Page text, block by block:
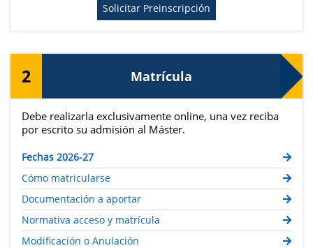
Solicitar Preinscripción
2 Matrícula
Debe realizarla exclusivamente online, una vez reciba
por escrito su admisión al Máster.
Fechas 2026-27
Cómo matricularse
Documentación a aportar
Normativa acceso y matrícula
Modificación o Anulación